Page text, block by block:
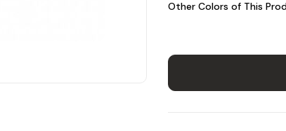
Other Colors of This